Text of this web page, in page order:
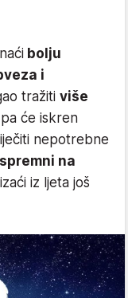
bolju
i
tražiti više
će iskren
nepotrebne
spremni na
iz ljeta još